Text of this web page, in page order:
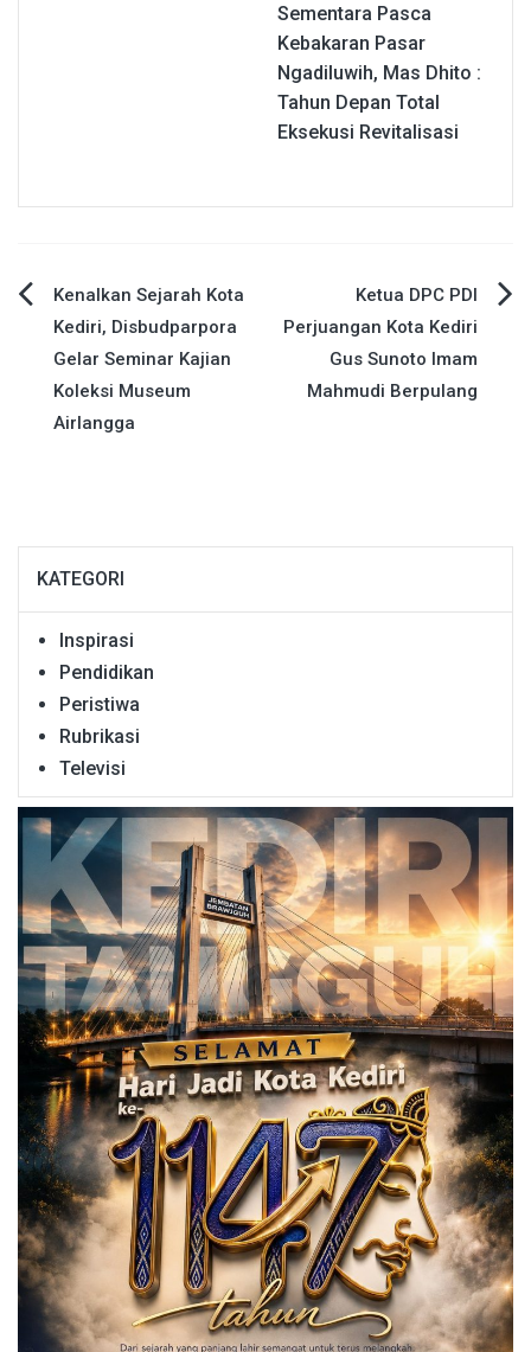
Sementara Pasca
Kebakaran Pasar
Ngadiluwih, Mas Dhito :
Tahun Depan Total
Eksekusi Revitalisasi
Navigasi
pos
Kenalkan Sejarah Kota
Kediri, Disbudparpora
Gelar Seminar Kajian
Koleksi Museum
Airlangga
Ketua DPC PDI
Perjuangan Kota Kediri
Gus Sunoto Imam
Mahmudi Berpulang
KATEGORI
Inspirasi
Pendidikan
Peristiwa
Rubrikasi
Televisi